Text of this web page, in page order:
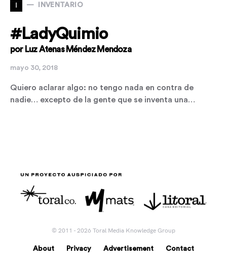
I INVENTARIO
#LadyQuimio
por Luz Atenas Méndez Mendoza
mayo 30, 2018
Quiero aclarar algo: no tengo nada en contra de
nadie… excepto de la gente que se inventa una…
© 2011 - 2026 Toral Media Knowledge Group
About Privacy Advertisement Contact